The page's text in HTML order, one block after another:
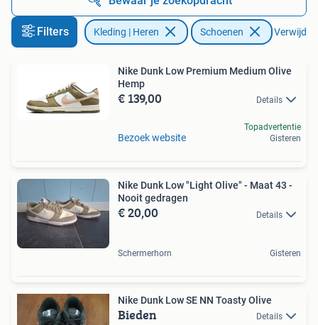
Filters Kleding | Heren Schoenen Verwijder
Nike Dunk Low Premium Medium Olive
Hemp
€ 139,00 Details
Bezoek website
Topadvertentie
Gisteren
Nike Dunk Low "Light Olive" - Maat 43 -
Nooit gedragen
€ 20,00 Details
Schermerhorn Gisteren
Nike Dunk Low SE NN Toasty Olive
Bieden Details